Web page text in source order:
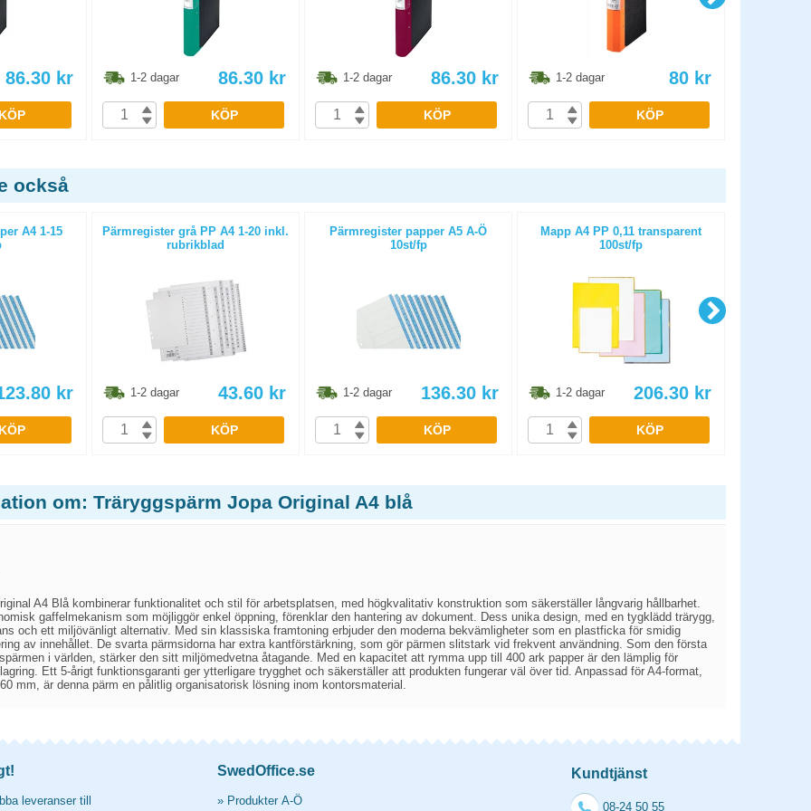
86.30 kr
KÖP
1-2 dagar 86.30 kr
KÖP
1-2 dagar 86.30 kr
KÖP
1-2 dagar 80 kr
KÖP
också
A4 1-15
kr
KÖP
Pärmregister grå PP A4 1-20 inkl.
rubrikblad
1-2 dagar 43.60 kr
KÖP
Pärmregister papper A5 A-Ö
10st/fp
1-2 dagar 136.30 kr
KÖP
Mapp A4 PP 0,11 transparent
100st/fp
1-2 dagar 206.30 kr
KÖP
om: Träryggspärm Jopa Original A4 blå
A4 Blå kombinerar funktionalitet och stil för arbetsplatsen, med högkvalitativ konstruktion som säkerställer långvarig hållbarhet.
gaffelmekanism som möjliggör enkel öppning, förenklar den hantering av dokument. Dess unika design, med en tygklädd trärygg,
och ett miljövänligt alternativ. Med sin klassiska framtoning erbjuder den moderna bekvämligheter som en plastficka för smidig
av innehållet. De svarta pärmsidorna har extra kantförstärkning, som gör pärmen slitstark vid frekvent användning. Som den första
i världen, stärker den sitt miljömedvetna åtagande. Med en kapacitet att rymma upp till 400 ark papper är den lämplig för
Ett 5-årigt funktionsgaranti ger ytterligare trygghet och säkerställer att produkten fungerar väl över tid. Anpassad för A4-format,
mm, är denna pärm en pålitlig organisatorisk lösning inom kontorsmaterial.
leveranser till
SwedOffice.se
» Produkter A-Ö
Kundtjänst
08-24 50 55